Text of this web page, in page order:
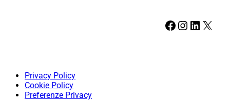
Facebook Instagram LinkedIn X
Privacy Policy
Cookie Policy
Preferenze Privacy